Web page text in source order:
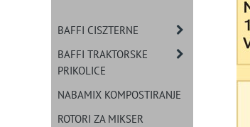
BAFFI CISZTERNE
BAFFI TRAKTORSKE
PRIKOLICE
NABAMIX KOMPOSTIRANJE
ROTORI ZA MIKSER